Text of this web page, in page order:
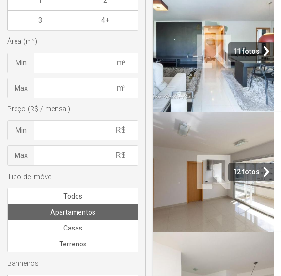
11 fotos
12 fotos
3 4+
Área (m²)
Min
Max
Preço (R$ / mensal)
Min
Max
Tipo de imóvel
Todos
Apartamentos
Casas
Terrenos
Banheiros